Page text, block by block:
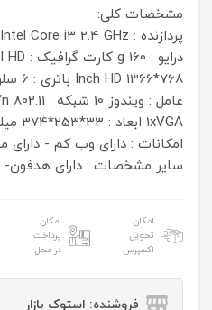
مشخصات کلی:
پردازنده : Intel Core i3 2.4 GHz
درایو : 160 g
کارت گرافیک : Intel HD
Inch HD 1366*768 باتری : 6 سلولی لیتیوم یون
عامل : ویندوز 10
شبکه : 802.11 a/b/g/n
1xVGA ابعاد : 33*253*374 میلی متر
امکانات : دارای وب کم - دارای
سایر مشخصات : دارای هدفون-
امکان
تحویل
اکسپرس
امکان
پرداخت
در محل
فروشنده: استوک بازار